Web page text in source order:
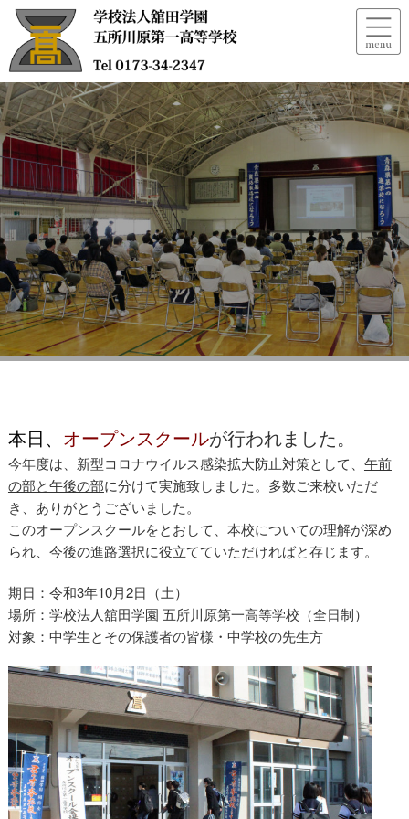
オープンスクール
本日、 オープンスクールが行われました。
今年度は、新型コロナウイルス感染拡大防止対策として、 午前
の部と午後の部に分けて実施致しました。多数ご来校いただ
き、ありがとうございました。
このオープンスクールをとおして、本校についての理解が深め
られ、今後の進路選択に役立てていただければと存じます。
期日：令和3年10月2日（土）
場所：学校法人舘田学園 五所川原第一高等学校（全日制）
対象：中学生とその保護者の皆様・中学校の先生方